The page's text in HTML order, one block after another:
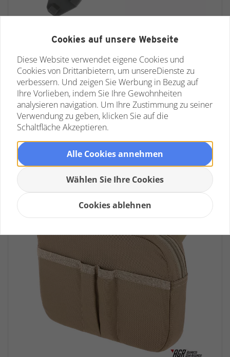
Maxpedition AGR TacTie 10.7 cm -
Grey
Noch keine Bewertungen
Dieser spezielle Kabelbinder mit seinem robusten
Design wurde vom Maxpedition Design Team...
Cookies auf unsere Webseite
Diese Website verwendet eigene Cookies und
Cookies von Drittanbietern, um unsereDienste zu
verbessern. Und zeigen Sie Werbung in Bezug auf
Ihre Vorlieben, indem Sie Ihre Gewohnheiten
analysieren navigation. Um Ihre Zustimmung zu seiner
Verwendung zu geben, klicken Sie auf die
Schaltfläche Akzeptieren.
Alle Cookies annehmen
Wählen Sie Ihre Cookies
Cookies ablehnen